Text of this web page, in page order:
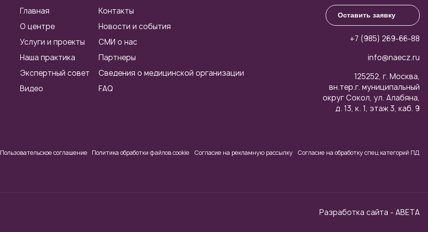
Главная
О центре
Услуги и проекты
Наша практика
Экспертный совет
Видео
Контакты
Новости и события
СМИ о нас
Партнеры
Сведения о медицинской организации
FAQ
Оставить заявку
+7 (985) 269-66-88
info@naecz.ru
125252, г. Москва,
вн.тер.г. муниципальный
округ Сокол, ул. Алабяна,
д. 13, к. 1, этаж 3, каб. 9
Пользовательское соглашение Политика обработки файлов cookie Согласие на рекламную рассылку Согласие на обработку спец категорий ПД
Разработка сайта - ABETA